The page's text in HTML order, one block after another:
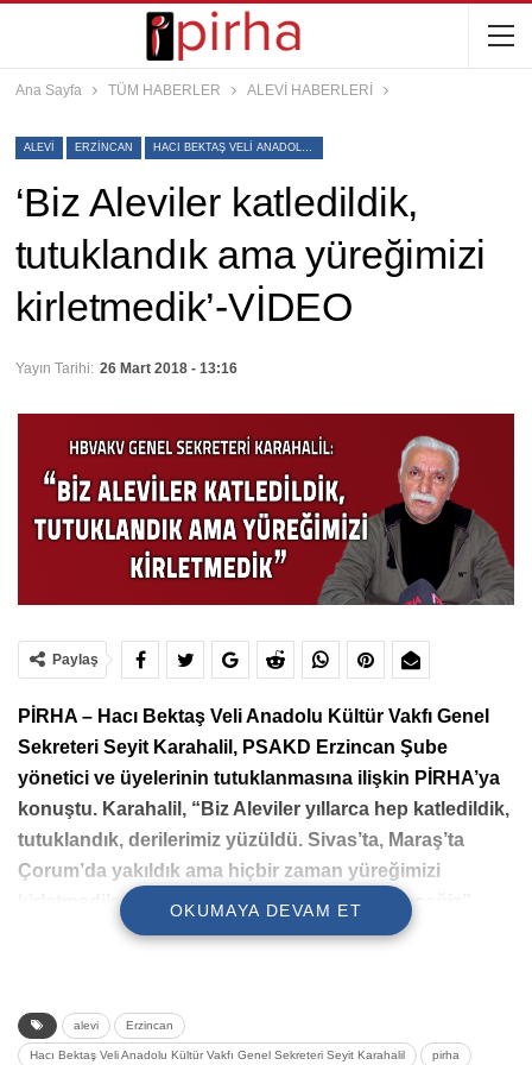
Ana Sayfa TÜM HABERLER ALEVİ HABERLERİ
ALEVI ERZINCAN HACI BEKTAŞ VELI ANADOLU KÜLTÜR VAKFI GENEL SEKRETERI SEYIT KARAHALIL
‘Biz Aleviler katledildik,
tutuklandık ama yüreğimizi
kirletmedik’-VİDEO
Yayın Tarihi: 26 Mart 2018 - 13:16
Paylaş
PİRHA – Hacı Bektaş Veli Anadolu Kültür Vakfı Genel
Sekreteri Seyit Karahalil, PSAKD Erzincan Şube
yönetici ve üyelerinin tutuklanmasına ilişkin PİRHA’ya
konuştu. Karahalil, “Biz Aleviler yıllarca hep katledildik,
tutuklandık, derilerimiz yüzüldü. Sivas’ta, Maraş’ta
Çorum’da yakıldık ama hiçbir zaman yüreğimizi
kirletmedik yine de kirletmemeye devam edeceğiz”
tutuklanmasına ilişkin PİRHA’ya konuşan Hacı Bektaş Veli
Anadolu Kültür Vakfı Genel Sekreteri Seyit Karahalil,
OKUMAYA DEVAM ET
alevi Erzincan
Hacı Bektaş Veli Anadolu Kültür Vakfı Genel Sekreteri Seyit Karahalil pirha